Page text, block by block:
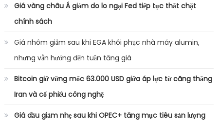
Giá vàng châu Á giảm do lo ngại Fed tiếp tục thắt chặt
chính sách
Giá nhôm giảm sau khi EGA khôi phục nhà máy alumin,
nhưng vẫn hướng đến tuần tăng giá
Bitcoin giữ vững mốc 63.000 USD giữa áp lực từ căng thẳng
Iran và cổ phiếu công nghệ
Giá dầu giảm nhẹ sau khi OPEC+ tăng mục tiêu sản lượng